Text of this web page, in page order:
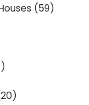
(59)